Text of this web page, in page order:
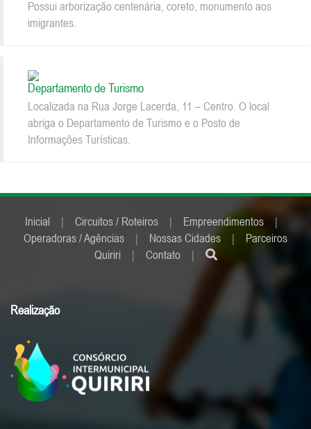
Possui arborização centenária, coreto, monumento aos
imigrantes.
Departamento de Turismo
Localizada na Rua Jorge Lacerda, 11 – Centro. O local
abriga o Departamento de Turismo e o Posto de
Informações Turísticas.
Inicial | Circuitos / Roteiros | Empreendimentos
|
Operadoras / Agências
| Nossas Cidades |
Parceiros
Quiriri
| Contato |
Realização